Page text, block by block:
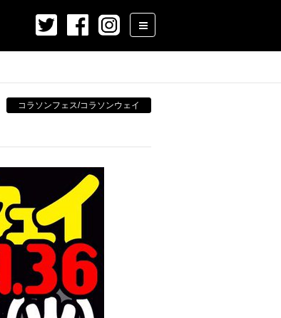
コラソンフェス/コラソンウェイ